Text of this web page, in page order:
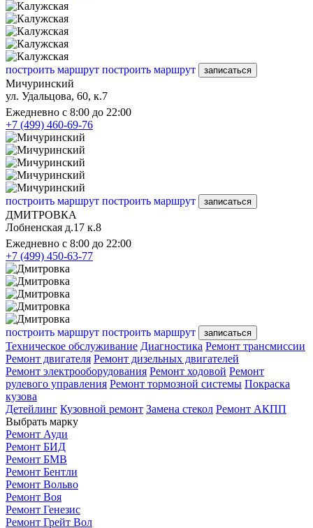
построить маршрут построить маршрут записаться
Мичуринский
ул. Удальцова, 60, к.7
Ежедневно с 8:00 до 22:00
+7 (499) 460-69-76
построить маршрут построить маршрут записаться
ДМИТРОВКА
Лобненская д.17 к.8
Ежедневно с 8:00 до 22:00
+7 (499) 450-63-77
построить маршрут построить маршрут записаться
Техническое обслуживание Диагностика Ремонт трансмиссии
Ремонт двигателя Ремонт дизельных двигателей
Ремонт электрооборудования Ремонт ходовой Ремонт
рулевого управления Ремонт тормозной системы Покраска
кузова
Детейлинг Кузовной ремонт Замена стекол Ремонт АКПП
Выбрать марку
Ремонт Ауди
Ремонт БИД
Ремонт БМВ
Ремонт Бентли
Ремонт Вольво
Ремонт Воя
Ремонт Генезис
Ремонт Грейт Вол